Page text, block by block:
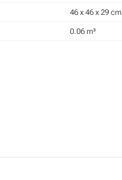
46 x 46 x 29 cm
0.06 m³